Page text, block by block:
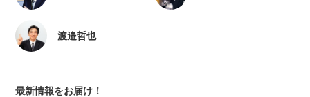
渡邉哲也
最新情報をお届け！